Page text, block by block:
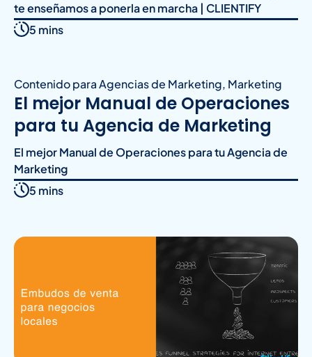
te enseñamos a ponerla en marcha | CLIENTIFY
5 mins
Contenido para Agencias de Marketing, Marketing
El mejor Manual de Operaciones
para tu Agencia de Marketing
El mejor Manual de Operaciones para tu Agencia de
Marketing
5 mins